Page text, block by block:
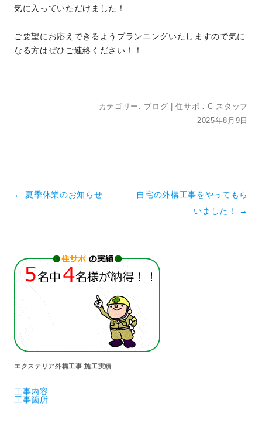
気に入っていただけました！
ご要望にお応えできるようプランニングいたしますので気に
なる方はぜひご連絡ください！！
カテゴリー: ブログ |住サポ．C スタッフ
2025年8月9日
投稿ナビゲーション
← 夏季休業のお知らせ
自宅の外構工事をやってもら
いました！
→
エクステリア外構工事 施工実績
工事内容
工事箇所